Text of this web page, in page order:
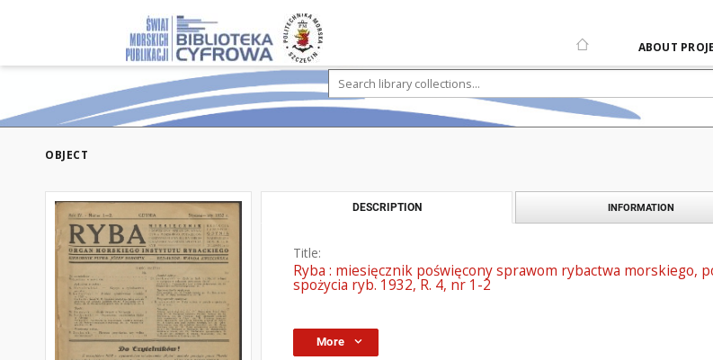
ABOUT
OBJECT
DESCRIPTION INFORMATION
Title:
Ryba : miesięcznik poświęcony sprawom rybactwa morskiego,
spożycia ryb. 1932, R. 4, nr 1-2
More